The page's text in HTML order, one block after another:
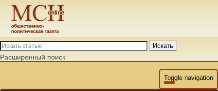
Искать
Расширенный поиск
Toggle navigation